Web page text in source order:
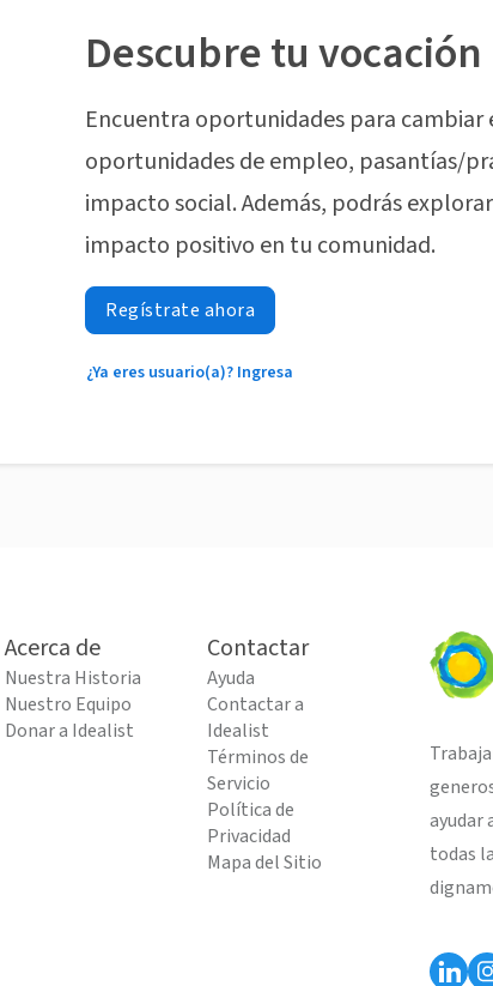
Descubre tu vocación
Encuentra oportunidades para
oportunidades de empleo, pasantías/
impacto social. Además, podrás
impacto positivo en tu comunidad.
Regístrate ahora
¿Ya eres usuario(a)? Ingresa
Acerca de
Nuestra Historia
Nuestro Equipo
Donar a Idealist
Contactar
Ayuda
Contactar a
Idealist
Términos de
Servicio
Política de
Privacidad
Mapa del Sitio
ayudar
todas